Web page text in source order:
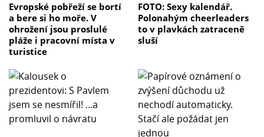
Evropské pobřeží se bortí
a bere si ho moře. V
ohrožení jsou proslulé
pláže i pracovní místa v
turistice
FOTO: Sexy kalendář.
Polonahým cheerleaders
to v plavkách zatraceně
sluší